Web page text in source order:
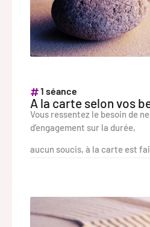
1 séance
A la carte selon vos
Vous ressentez le besoin de
d’engagement sur la durée,
aucun soucis, à la carte est